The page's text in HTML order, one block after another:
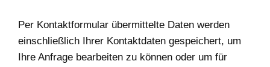
Per Kontaktformular übermittelte Daten werden
einschließlich Ihrer Kontaktdaten gespeichert, um
Ihre Anfrage bearbeiten zu können oder um für